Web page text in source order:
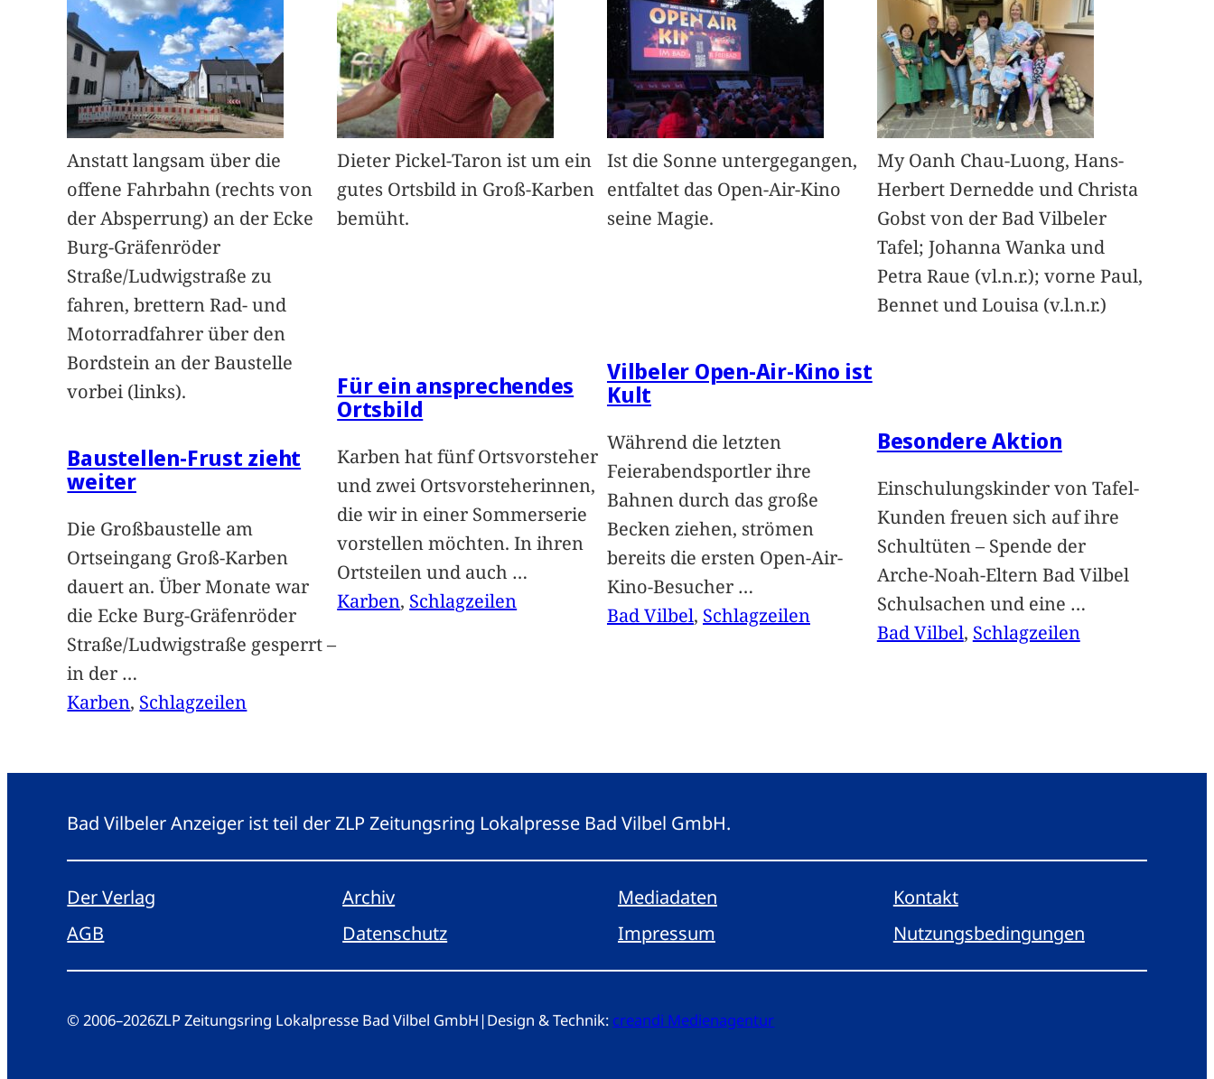
Anstatt langsam über die
offene Fahrbahn (rechts von
der Absperrung) an der Ecke
Burg-Gräfenröder
Straße/Ludwigstraße zu
fahren, brettern Rad- und
Motorradfahrer über den
Bordstein an der Baustelle
vorbei (links).
Baustellen-Frust zieht
weiter
Die Großbaustelle am
Ortseingang Groß-Karben
dauert an. Über Monate war
die Ecke Burg-Gräfenröder
Straße/Ludwigstraße gesperrt –
in der …
Karben, Schlagzeilen
Dieter Pickel-Taron ist um ein
gutes Ortsbild in Groß-Karben
bemüht.
Für ein ansprechendes
Ortsbild
Karben hat fünf Ortsvorsteher
und zwei Ortsvorsteherinnen,
die wir in einer Sommerserie
vorstellen möchten. In ihren
Ortsteilen und auch …
Karben, Schlagzeilen
Ist die Sonne untergegangen,
entfaltet das Open-Air-Kino
seine Magie.
Vilbeler Open-Air-Kino ist
Kult
Während die letzten
Feierabendsportler ihre
Bahnen durch das große
Becken ziehen, strömen
bereits die ersten Open-Air-
Kino-Besucher …
Bad Vilbel, Schlagzeilen
My Oanh Chau-Luong, Hans-
Herbert Dernedde und Christa
Gobst von der Bad Vilbeler
Tafel; Johanna Wanka und
Petra Raue (vl.n.r.); vorne Paul,
Bennet und Louisa (v.l.n.r.)
Besondere Aktion
Einschulungskinder von Tafel-
Kunden freuen sich auf ihre
Schultüten – Spende der
Arche-Noah-Eltern Bad Vilbel
Schulsachen und eine …
Bad Vilbel, Schlagzeilen
Bad Vilbeler Anzeiger ist teil der ZLP Zeitungsring Lokalpresse Bad Vilbel GmbH.
Der Verlag Archiv Mediadaten
Kontakt
AGB
Datenschutz Impressum Nutzungsbedingungen
© 2006–2026ZLP Zeitungsring Lokalpresse Bad Vilbel GmbH |Design & Technik: creandi Medienagentur